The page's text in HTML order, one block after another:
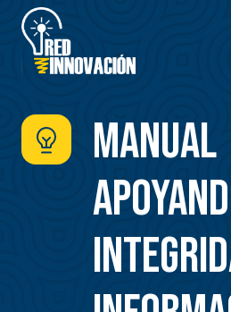
Pasar
contenido
principal
Manual